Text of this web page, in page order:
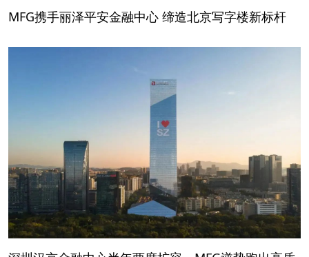
MFG携手丽泽平安金融中心 缔造北京写字楼新标杆